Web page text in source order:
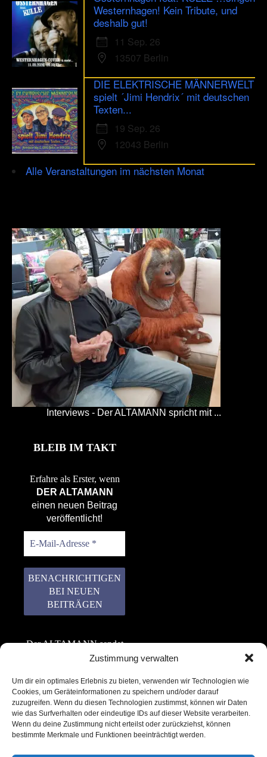
Zustimmung verwalten
Um dir ein optimales Erlebnis zu bieten, verwenden wir Technologien wie
Cookies, um Geräteinformationen zu speichern und/oder darauf
zuzugreifen. Wenn du diesen Technologien zustimmst, können wir Daten
wie das Surfverhalten oder eindeutige IDs auf dieser Website verarbeiten.
Wenn du deine Zustimmung nicht erteilst oder zurückziehst, können
bestimmte Merkmale und Funktionen beeinträchtigt werden.
Westernhagen! Kein Tribute, und
deshalb gut!
11 Sep. 26
13507 Berlin
DIE ELEKTRISCHE MÄNNERWELT
spielt ´Jimi Hendrix´ mit deutschen
Texten...
19 Sep. 26
12043 Berlin
Alle Veranstaltungen im nächsten Monat
Interviews - Der ALTAMANN spricht mit ...
BLEIB IM TAKT
Erfahre als Erster, wenn
DER ALTAMANN
einen neuen Beitrag
veröffentlicht!
Der ALTAMANN sendet
keinen Spam! Er gibt
weiter. Erfahre mehr in
unserer
Datenschutzerklärung.